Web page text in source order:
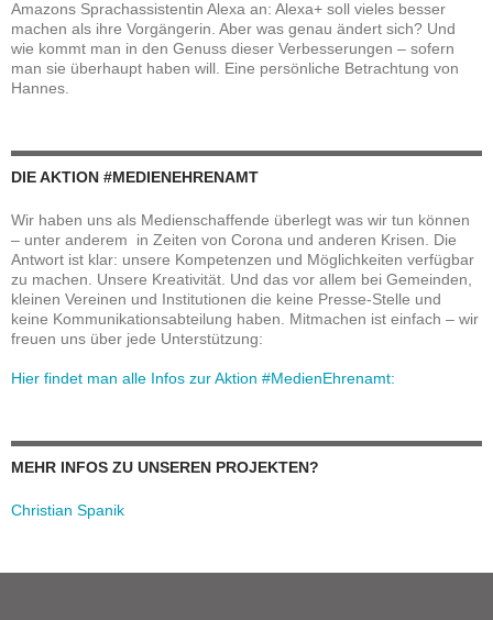
Amazons Sprachassistentin Alexa an: Alexa+ soll vieles besser
machen als ihre Vorgängerin. Aber was genau ändert sich? Und
wie kommt man in den Genuss dieser Verbesserungen – sofern
man sie überhaupt haben will. Eine persönliche Betrachtung von
Hannes.
DIE AKTION #MEDIENEHRENAMT
Wir haben uns als Medienschaffende überlegt was wir tun können
– unter anderem in Zeiten von Corona und anderen Krisen. Die
Antwort ist klar: unsere Kompetenzen und Möglichkeiten verfügbar
zu machen. Unsere Kreativität. Und das vor allem bei Gemeinden,
kleinen Vereinen und Institutionen die keine Presse-Stelle und
keine Kommunikationsabteilung haben. Mitmachen ist einfach – wir
freuen uns über jede Unterstützung:
Hier findet man alle Infos zur Aktion #MedienEhrenamt:
MEHR INFOS ZU UNSEREN PROJEKTEN?
Christian Spanik